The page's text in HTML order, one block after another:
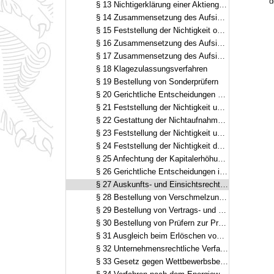
§ 13 Nichtigerklärung einer Aktiengesellschaft oder einer Gesellschaft mit beschränkter Haftung
§ 14 Zusammensetzung des Aufsichtsrats einer Aktiengesellschaft sowie Auskunftsrecht des Aktionärs
§ 15 Feststellung der Nichtigkeit oder Anfechtung der Wahl von Aufsichtsratsmitgliedern, Verwaltungsratsmitgliedern und Aufsichtsorganmitgliedern
§ 16 Zusammensetzung des Aufsichtsrats einer Gesellschaft mit beschränkter Haftung oder einer bergrechtlichen Gewerkschaft
§ 17 Zusammensetzung des Aufsichtsrats eines Versicherungsvereins auf Gegenseitigkeit und Auskunftspflicht
§ 18 Klagezulassungsverfahren
§ 19 Bestellung von Sonderprüfern
§ 20 Gerichtliche Entscheidungen über die abschließenden Feststellungen der Sonderprüfer
§ 21 Feststellung der Nichtigkeit und Anfechtung eines Hauptversammlungsbeschlusses
§ 22 Gestattung der Nichtaufnahme von Tatsachen in den Prüfungsbericht
§ 23 Feststellung der Nichtigkeit und Anfechtung des Beschlusses über die Verwendung des Bilanzgewinns
§ 24 Feststellung der Nichtigkeit des Jahresabschlusses oder Anfechtung der Feststellung des Jahresabschlusses durch die Hauptversammlung und die oberste Vertretung
§ 25 Anfechtung der Kapitalerhöhung gegen Einlagen
§ 26 Gerichtliche Entscheidungen im gesellschaftsrechtlichen Spruchverfahren
§ 27 Auskunfts- und Einsichtsrecht der Gesellschafter einer Gesellschaft mit beschränkter Haftung
§ 28 Bestellung von Verschmelzungs- und Spaltungsprüfern; Ersatz von Auslagen und Vergütung
§ 29 Bestellung von Vertrags- und Eingliederungsprüfern; Ersatz von Auslagen und Vergütung
§ 30 Bestellung von Prüfern zur Prüfung der Angemessenheit der Barabfindung beim Ausschluss von Minderheitsaktionären; Ersatz von Auslagen und Vergütung
§ 31 Ausgleich beim Erlöschen von Mehrstimmrechten; Antrag auf gerichtliche Bestimmung des angemessenen Ausgleichs
§ 32 Unternehmensrechtliche Verfahren
§ 33 Gesetz gegen Wettbewerbsbeschränkungen